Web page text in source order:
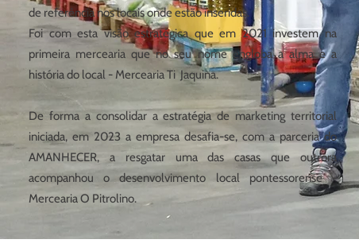
de referência nos locais onde estão inseridas.
Foi com esta visão estratégica que em 2021 investem na
primeira mercearia que no seu nome engloba a alma e a
história do local - Mercearia Ti Jaquina.
De forma a consolidar a estratégia de marketing territorial
iniciada, em 2023 a empresa desafia-se, com a parceria do
AMANHECER, a resgatar uma das casas que outrora
acompanhou o desenvolvimento local pontessorense -
Mercearia O Pitrolino.